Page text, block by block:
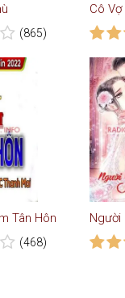
(865)
Tân Hôn
(468)